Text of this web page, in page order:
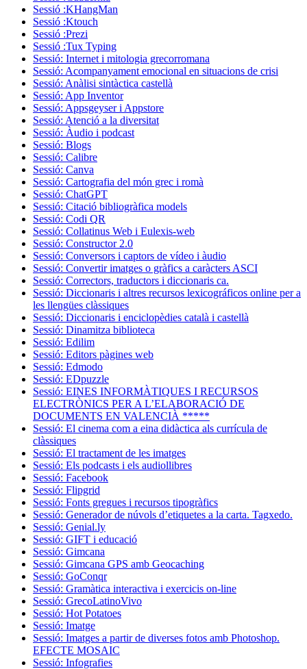
Sessió :KHangMan
Sessió :Ktouch
Sessió :Prezi
Sessió :Tux Typing
Sessió: Internet i mitologia grecorromana
Sessió: Acompanyament emocional en situacions de crisi
Sessió: Anàlisi sintàctica castellà
Sessió: App Inventor
Sessió: Appsgeyser i Appstore
Sessió: Atenció a la diversitat
Sessió: Àudio i podcast
Sessió: Blogs
Sessió: Calibre
Sessió: Canva
Sessió: Cartografia del món grec i romà
Sessió: ChatGPT
Sessió: Citació bibliogràfica models
Sessió: Codi QR
Sessió: Collatinus Web i Eulexis-web
Sessió: Constructor 2.0
Sessió: Conversors i captors de vídeo i àudio
Sessió: Convertir imatges o gràfics a caràcters ASCI
Sessió: Correctors, traductors i diccionaris ca.
Sessió: Diccionaris i altres recursos lexicográficos online per a
les llengües clàssiques
Sessió: Diccionaris i enciclopèdies català i castellà
Sessió: Dinamitza biblioteca
Sessió: Edilim
Sessió: Editors pàgines web
Sessió: Edmodo
Sessió: EDpuzzle
Sessió: EINES INFORMÀTIQUES I RECURSOS
ELECTRÒNICS PER A L’ELABORACIÓ DE
DOCUMENTS EN VALENCIÀ *****
Sessió: El cinema com a eina didàctica als currícula de
clàssiques
Sessió: El tractament de les imatges
Sessió: Els podcasts i els audiollibres
Sessió: Facebook
Sessió: Flipgrid
Sessió: Fonts gregues i recursos tipogràfics
Sessió: Generador de núvols d’etiquetes a la carta. Tagxedo.
Sessió: Genial.ly
Sessió: GIFT i educació
Sessió: Gimcana
Sessió: Gimcana GPS amb Geocaching
Sessió: GoConqr
Sessió: Gramàtica interactiva i exercicis on-line
Sessió: GrecoLatinoVivo
Sessió: Hot Potatoes
Sessió: Imatge
Sessió: Imatges a partir de diverses fotos amb Photoshop.
EFECTE MOSAIC
Sessió: Infografies